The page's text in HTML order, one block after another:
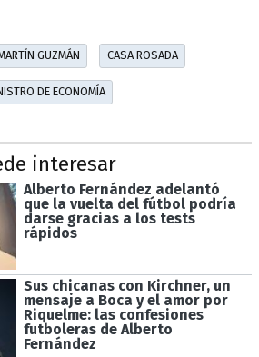
GUZMÁN CASA ROSADA
DE ECONOMÍA
interesar
Alberto Fernández adelantó
que la vuelta del fútbol podría
darse gracias a los tests
rápidos
Sus chicanas con Kirchner, un
mensaje a Boca y el amor por
Riquelme: las confesiones
futboleras de Alberto
Fernández